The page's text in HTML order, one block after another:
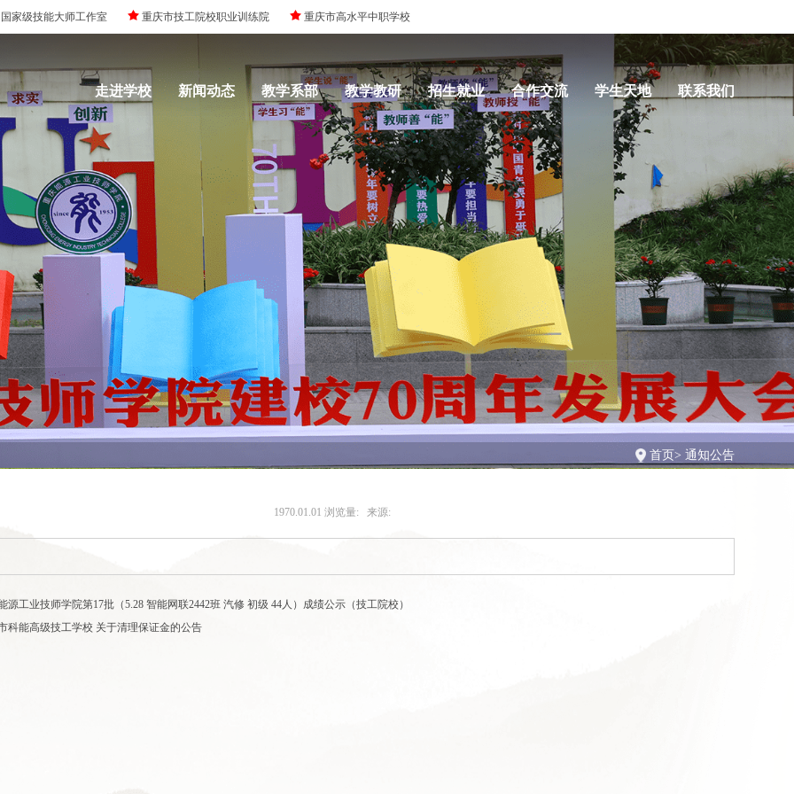
国家级技能大师工作室 重庆市技工院校职业训练院 重庆市高水平中职学校
走进学校 新闻动态 教学系部 教学教研 招生就业 合作交流 学生天地 联系我们
首页> 通知公告
1970.01.01 浏览量: 来源:
源工业技师学院第17批（5.28 智能网联2442班 汽修 初级 44人）成绩公示（技工院校）
科能高级技工学校 关于清理保证金的公告